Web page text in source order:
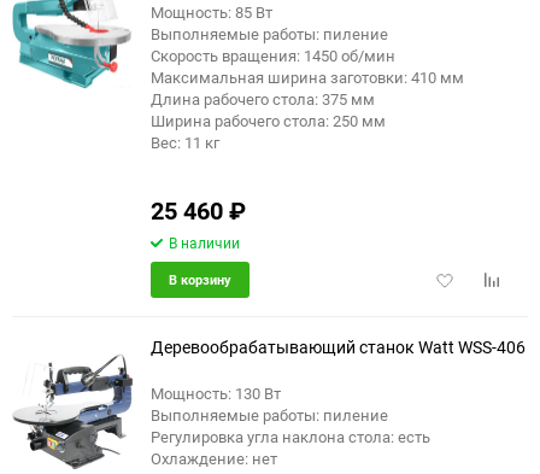
Мощность: 85 Вт
Выполняемые работы: пиление
Скорость вращения: 1450 об/мин
Максимальная ширина заготовки: 410 мм
Длина рабочего стола: 375 мм
Ширина рабочего стола: 250 мм
Вес: 11 кг
25 460₽
В наличии
Добавить
В корзину
Деревообрабатывающий станок Watt WSS-406
Мощность: 130 Вт
Выполняемые работы: пиление
Регулировка угла наклона стола: есть
Охлаждение: нет